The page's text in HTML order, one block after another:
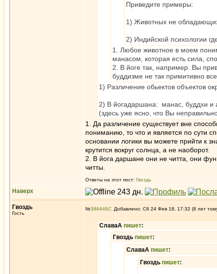
Приведите примеры:
1) Животных не
2) Индийской психологии
1. Любое животное в моем
манасом, которая есть сила,
2. В йоге так, например. Вы
буддизме не так примитивно
1) Различение обьектов объектов
2) В йогадаршана: манас, буддхи и
(здесь уже ясно, что Вы
1. Да различение существует вне
пониманию, то что и является по сути
основании логики вы можете прийти к
крутится вокруг солнца, а не наоборот.
2. В йога даршане они не читта, они
читты.
Ответы на этот пост: Гвоздь
Наверх
Гвоздь
Гость
№386446 Добавлено: Сб 24 Фев 18, 17:32 (8 лет
СлаваА пишет:
Гвоздь пишет:
СлаваА пишет:
Гвоздь пишет: